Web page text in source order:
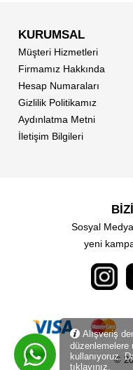
KURUMSAL
Müşteri Hizmetleri
Firmamız Hakkında
Hesap Numaraları
Gizlilik Politikamız
Aydınlatma Metni
İletişim Bilgileri
Sosyal
yeni
©
Alışveriş
düzenlemelere
kullanıyoruz.
tıklayınız.